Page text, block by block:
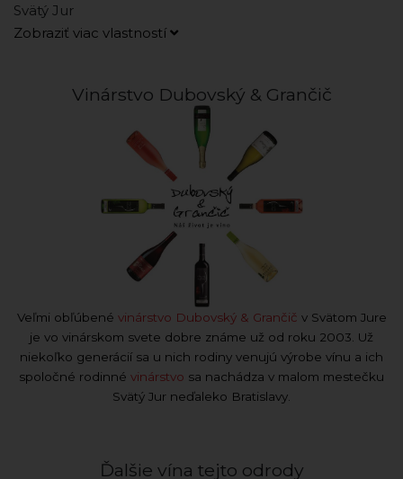
Svätý Jur
Zobraziť viac vlastností
Vinárstvo Dubovský & Grančič
Veľmi obľúbené vinárstvo Dubovský & Grančič v Svätom Jure
je vo vinárskom svete dobre známe už od roku 2003. Už
niekoľko generácií sa u nich rodiny venujú výrobe vínu a ich
spoločné rodinné vinárstvo sa nachádza v malom mestečku
Svätý Jur neďaleko Bratislavy.
Ďalšie vína tejto odrody